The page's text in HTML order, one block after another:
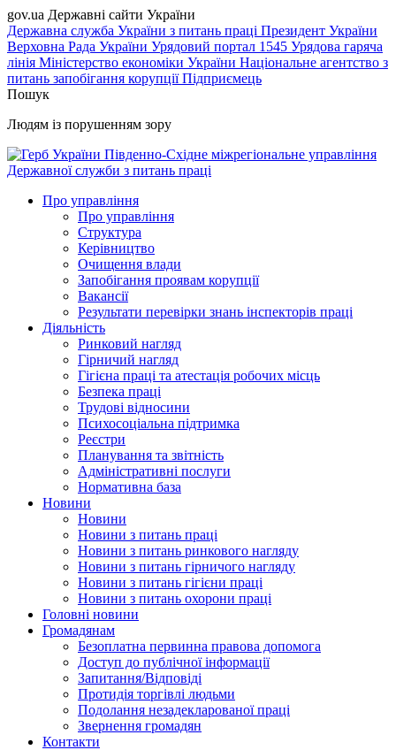
gov.ua Державні сайти України
Державна служба України з питань праці Президент України
Верховна Рада України Урядовий портал 1545 Урядова гаряча
лінія Міністерство економіки України Національне агентство з
питань запобігання корупціїПідприємець
Пошук
Людям із порушенням зору
Південно-Східне міжрегіональне управління
Державної служби з питань праці
Про управління
Про управління
Структура
Керівництво
Очищення влади
Запобігання проявам корупції
Вакансії
Результати перевірки знань інспекторів праці
Діяльність
Ринковий нагляд
Гірничий нагляд
Гігієна праці та атестація робочих місць
Безпека праці
Трудові відносини
Психосоціальна підтримка
Реєстри
Планування та звітність
Адміністративні послуги
Нормативна база
Новини
Новини
Новини з питань праці
Новини з питань ринкового нагляду
Новини з питань гірничого нагляду
Новини з питань гігієни праці
Новини з питань охорони праці
Головні новини
Громадянам
Безоплатна первинна правова допомога
Доступ до публічної інформації
Запитання/Відповіді
Протидія торгівлі людьми
Подолання незадекларованої праці
Звернення громадян
Контакти